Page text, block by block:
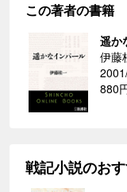
この著者の書籍
遥か
伊藤
880
戦記小説のお